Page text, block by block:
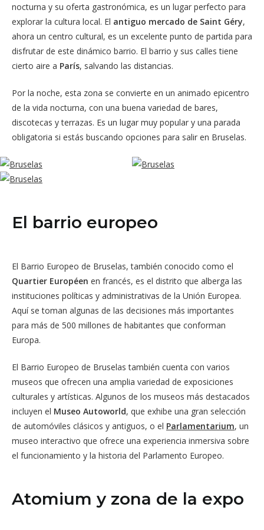
nocturna y su oferta gastronómica, es un lugar perfecto para
explorar la cultura local. El antiguo mercado de Saint Géry,
ahora un centro cultural, es un excelente punto de partida para
disfrutar de este dinámico barrio. El barrio y sus calles tiene
cierto aire a París, salvando las distancias.
Por la noche, esta zona se convierte en un animado epicentro
de la vida nocturna, con una buena variedad de bares,
discotecas y terrazas. Es un lugar muy popular y una parada
obligatoria si estás buscando opciones para salir en Bruselas.
El barrio europeo
El Barrio Europeo de Bruselas, también conocido como el
Quartier Européen en francés, es el distrito que alberga las
instituciones políticas y administrativas de la Unión Europea.
Aquí se toman algunas de las decisiones más importantes
para más de 500 millones de habitantes que conforman
Europa.
El Barrio Europeo de Bruselas también cuenta con varios
museos que ofrecen una amplia variedad de exposiciones
culturales y artísticas. Algunos de los museos más destacados
incluyen el Museo Autoworld, que exhibe una gran selección
de automóviles clásicos y antiguos, o el Parlamentarium, un
museo interactivo que ofrece una experiencia inmersiva sobre
el funcionamiento y la historia del Parlamento Europeo.
Atomium y zona de la expo